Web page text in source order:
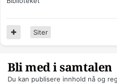
Siter
Bli med i samtalen
Du kan publisere innhold nå og